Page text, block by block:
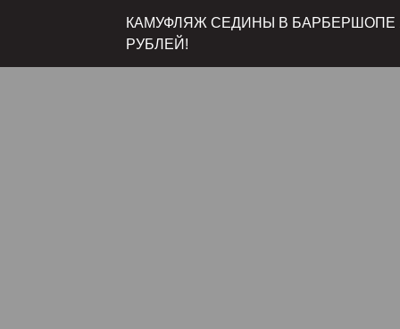
КАМУФЛЯЖ СЕДИНЫ В БАРБЕРШОПЕ
РУБЛЕЙ!